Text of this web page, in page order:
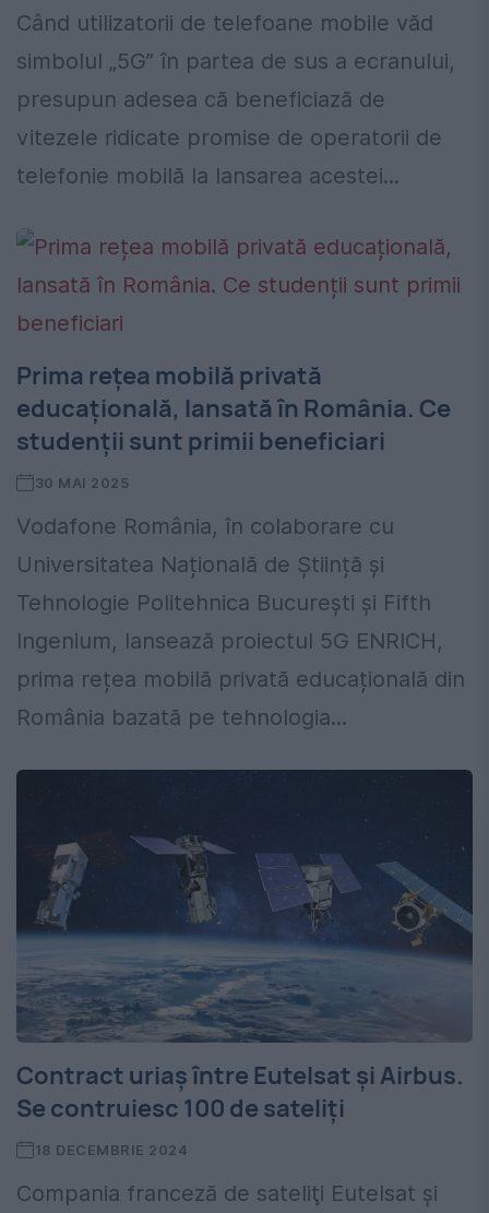
Când utilizatorii de telefoane mobile văd
simbolul „5G” în partea de sus a ecranului,
presupun adesea că beneficiază de
vitezele ridicate promise de operatorii de
telefonie mobilă la lansarea acestei...
Prima rețea mobilă privată
educațională, lansată în România. Ce
studenții sunt primii beneficiari
30 MAI 2025
Vodafone România, în colaborare cu
Universitatea Națională de Știință și
Tehnologie Politehnica București și Fifth
Ingenium, lansează proiectul 5G ENRICH,
prima rețea mobilă privată educațională din
România bazată pe tehnologia...
Contract uriaș între Eutelsat şi Airbus.
Se contruiesc 100 de sateliți
18 DECEMBRIE 2024
Compania franceză de sateliţi Eutelsat și